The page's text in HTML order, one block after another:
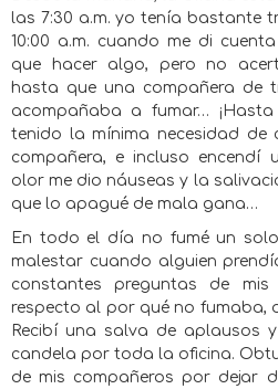
las 7:30 a.m. yo tenía bastante
10:00 a.m. cuando me di
que hacer algo, pero no
hasta que una compañera de
acompañaba a fumar…
tenido la mínima necesidad de
compañera, e incluso encendí
olor me dio náuseas y la
que lo apagué de mala gana…
En todo el día no fumé un
malestar cuando alguien
constantes preguntas de
respecto al por qué no fumaba,
Recibí una salva de aplausos
candela por toda la oficina.
de mis compañeros por dejar